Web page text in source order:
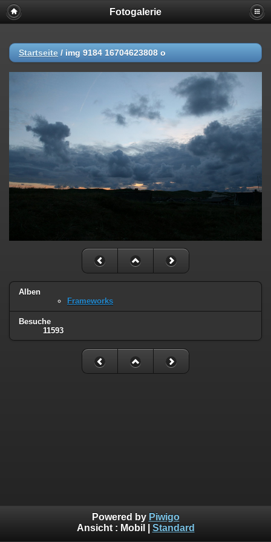
Fotogalerie
Startseite / img 9184 16704623808 o
Alben
Frameworks
Besuche
11593
Powered by Piwigo
Ansicht : Mobil Standard